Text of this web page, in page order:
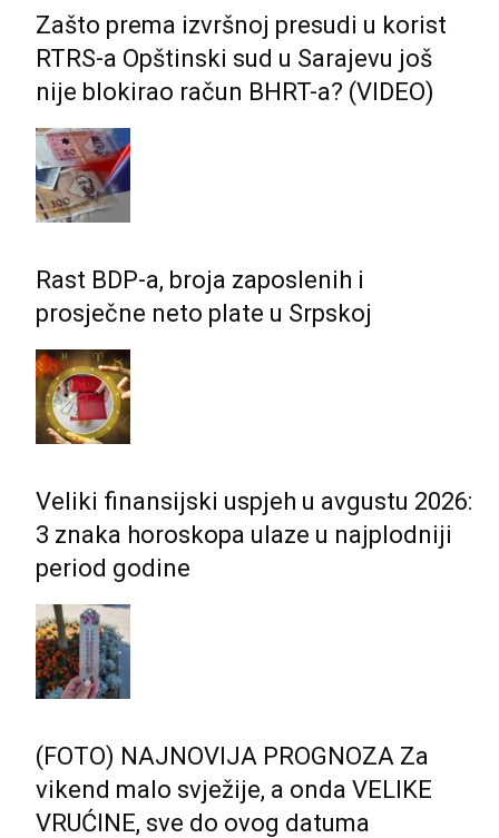
Zašto prema izvršnoj presudi u korist
RTRS-a Opštinski sud u Sarajevu još
nije blokirao račun BHRT-a? (VIDEO)
Rast BDP-a, broja zaposlenih i
prosječne neto plate u Srpskoj
Veliki finansijski uspjeh u avgustu 2026:
3 znaka horoskopa ulaze u najplodniji
period godine
(FOTO) NAJNOVIJA PROGNOZA Za
vikend malo svježije, a onda VELIKE
VRUĆINE, sve do ovog datuma